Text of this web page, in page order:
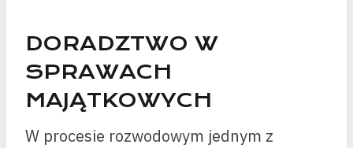
DORADZTWO W
SPRAWACH
MAJĄTKOWYCH
W procesie rozwodowym jednym z